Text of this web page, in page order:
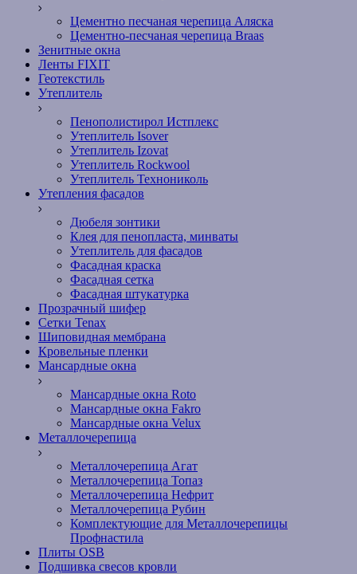
Цементно песчаная черепица Аляска
Цементно-песчаная черепица Braas
Зенитные окна
Ленты FIXIT
Геотекстиль
Утеплитель
Пенополистирол Истплекс
Утеплитель Isover
Утеплитель Izovat
Утеплитель Rockwool
Утеплитель Технониколь
Утепления фасадов
Дюбеля зонтики
Клея для пенопласта, минваты
Утеплитель для фасадов
Фасадная краска
Фасадная сетка
Фасадная штукатурка
Прозрачный шифер
Сетки Tenax
Шиповидная мембрана
Кровельные пленки
Мансардные окна
Мансардные окна Roto
Мансардные окна Fakro
Мансардные окна Velux
Металлочерепица
Металлочерепица Агат
Металлочерепица Топаз
Металлочерепица Нефрит
Металлочерепица Рубин
Комплектующие для Металлочерепицы
Профнастила
Плиты OSB
Подшивка свесов кровли